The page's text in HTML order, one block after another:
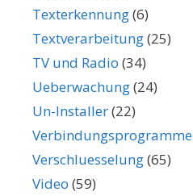
Texterkennung(6)
Textverarbeitung(25)
TV und Radio (34)
Ueberwachung(24)
Un-Installer(22)
Verbindungsprogramme
Verschluesselung(65)
Video (59)